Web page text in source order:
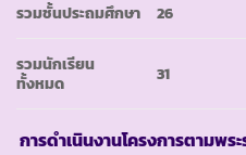
รวมชั้นประถมศึกษา 26
รวมนักเรียน
ทั้งหมด
31
การดำเนินงานโครงการตามพร